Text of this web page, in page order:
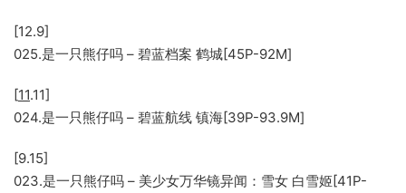
[12.9]
025.是一只熊仔吗 – 碧蓝档案 鹤城[45P-92M]
[11.11]
024.是一只熊仔吗 – 碧蓝航线 镇海[39P-93.9M]
[9.15]
023.是一只熊仔吗 – 美少女万华镜异闻：雪女 白雪姬[41P-